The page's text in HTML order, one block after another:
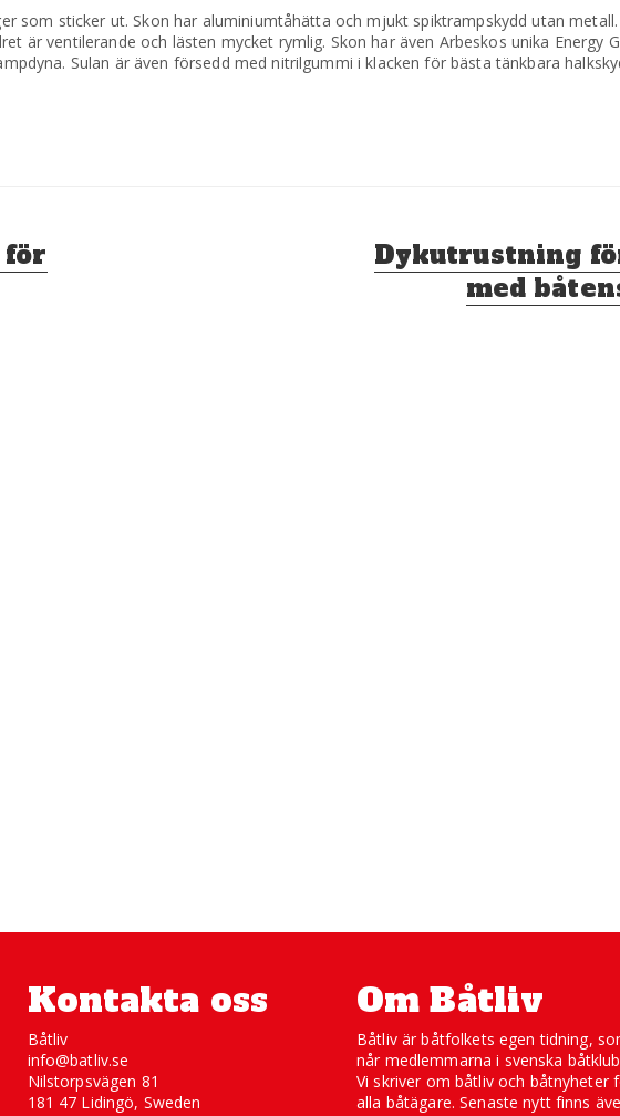
som sticker ut. Skon har aluminiumtåhätta och mjukt spiktrampskydd utan metall.
är ventilerande och lästen mycket rymlig. Skon har även Arbeskos unika Energy
Sulan är även försedd med nitrilgummi i klacken för bästa tänkbara
Nästa
inlägg:
Dykutrustning
med
Kontakta oss
Båtliv
info@batliv.se
Nilstorpsvägen 81
181 47 Lidingö, Sweden
Om Båtliv
Båtliv är båtfolkets egen tidning,
når medlemmarna i svenska
Vi skriver om båtliv och båtnyheter
alla båtägare. Senaste nytt finns